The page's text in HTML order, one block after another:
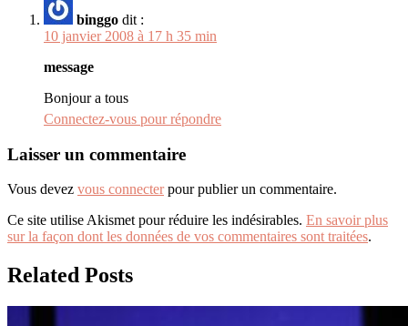
binggo dit :
10 janvier 2008 à 17 h 35 min
message
Bonjour a tous
Connectez-vous pour répondre
Laisser un commentaire
Vous devez vous connecterpour publier un commentaire.
Ce site utilise Akismet pour réduire les indésirables. En savoir plus
sur la façon dont les données de vos commentaires sont traitées.
Related Posts